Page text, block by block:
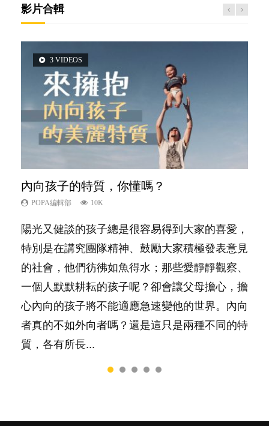
影片合輯
3 VIDEOS
內向孩子的特質，你懂嗎？
POPA編輯部 10K
陽光又健談的孩子總是很容易得到大家的喜愛，
特別是在講究團隊精神、鼓勵大家積極發表意見
的社會，他們彷彿如魚得水；那些愛靜靜觀察、
一個人默默耕耘的孩子呢？卻會讓父母擔心，擔
心內向的孩子將不能適應急速變他的世界。內向
者真的不如外向者嗎？還是這只是兩種不同的特
質，各有所長...
2 VIDEOS
想孩子學好外語，點做好？
POPA編輯部 9.9K
有人話學多種語言越早開始越好，有人卻說一時
間太多語言，會令孩子感到混淆，到底誰是誰
非？聽聽專家怎樣說，解開語言學習的迷思～...
5 VIDEOS
夫妻必看！經營婚姻，沒捷徑
POPA編輯部 22.9K
你是不是也曾經以為只要跟相愛的人結婚，就自
然能走到白頭，但生了孩子卻發現事情不如你所
料？ 經營婚姻，不如我們想像的簡單，卻也不
是大家說得那麼難。一起來認識婚姻的真相！...
6 VIDEOS
孩子能力天注定？
POPA編輯部 7.9K
很多父母都希望孩子係個「叻仔叻女」，學業別
太差，日常自理井井有條。這樣的孩子是萬中無
一，還是魚與熊掌，不能兼得？...
6 VIDEOS
愛孩子也別忘了愛自己，父母如何關顧自
己的身心靈？
照顧孩子衣食住行、陪同兒女應對功課測驗，還
要陪玩製造親子時間，尚要處理家中雜項要
務……當父母的，有千百個任務要做。可惜，有
一樣重要至極的，總被遺漏——關注自己的情緒
和心理健康。...